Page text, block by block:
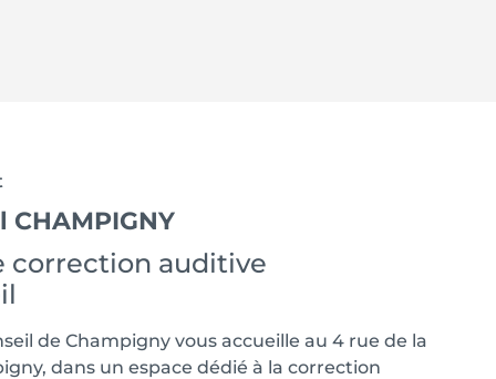
correction auditive
de Champigny vous accueille au 4 rue de la
dans un espace dédié à la correction